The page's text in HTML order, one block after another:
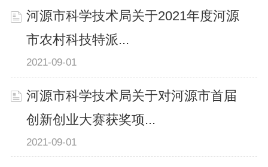
河源市科学技术局关于2021年度河源
市农村科技特派...
2021-09-01
河源市科学技术局关于对河源市首届
创新创业大赛获奖项...
2021-09-01